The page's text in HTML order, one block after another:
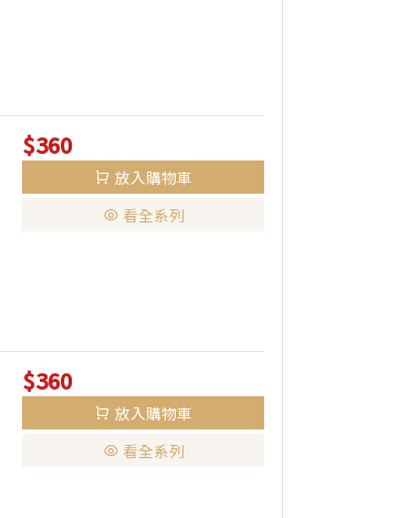
$360
放入購物車
看全系列
$360
放入購物車
看全系列